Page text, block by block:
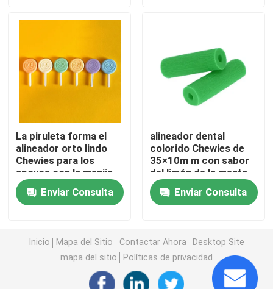
Alineador dental Chewies
Removedor ortodóntico del alineador
Órganos articuladores dentales del laboratorio
Lazos ortodónticos de la ligadura
Equipo ortodóntico del cuidado
abrelatas de boca dental
La piruleta forma el
alineador orto lindo
Chewies para los
apoyos con la manija
desprendible
Enviar Consulta
alineador dental
colorido Chewies de
35×10m m con sabor
del limón de la menta
Enviar Consulta
Inicio Mapa del Sitio Contactar Ahora
Desktop Site
mapa del sitio
Políticas de privacidad